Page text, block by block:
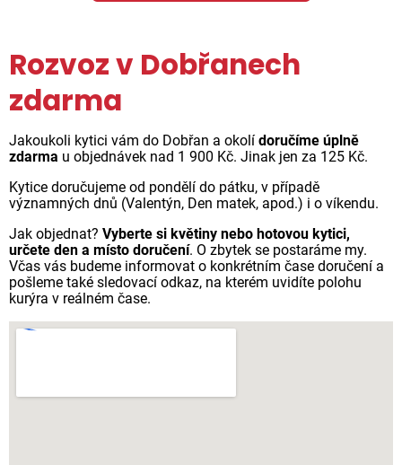
Rozvoz v Dobřanech
zdarma
Jakoukoli kytici vám do Dobřan a okolí doručíme úplně
zdarma u objednávek nad 1 900 Kč. Jinak jen za 125 Kč.
Kytice doručujeme od pondělí do pátku, v případě
významných dnů (Valentýn, Den matek, apod.) i o víkendu.
Jak objednat? Vyberte si květiny nebo hotovou kytici,
určete den a místo doručení. O zbytek se postaráme my.
Včas vás budeme informovat o konkrétním čase doručení a
pošleme také sledovací odkaz, na kterém uvidíte polohu
kurýra v reálném čase.